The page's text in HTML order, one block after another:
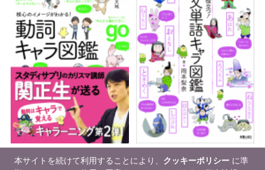
動詞キャラ図鑑
2018/06/28
古文単語キャラ図鑑
2018/12/21
本サイトを続けて利用することにより、 クッキーポリシー に準